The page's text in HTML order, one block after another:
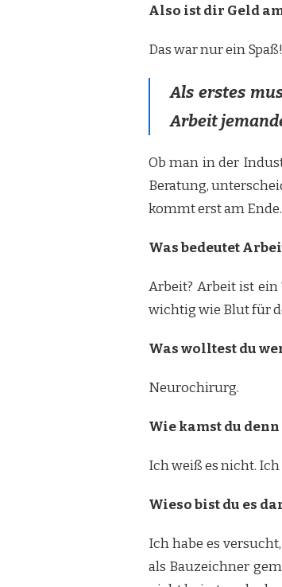
Also ist dir Geld
Das war nur ein Spaß!
Als erstes
Arbeit
Ob man in der
Beratung,
kommt erst am Ende.
Was bedeutet
Arbeit? Arbeit ist ein
wichtig wie Blut für
Was wolltest du
Neurochirurg.
Wie kamst du
Ich weiß es nicht.
Wieso bist du es
Ich habe es
als Bauzeichner